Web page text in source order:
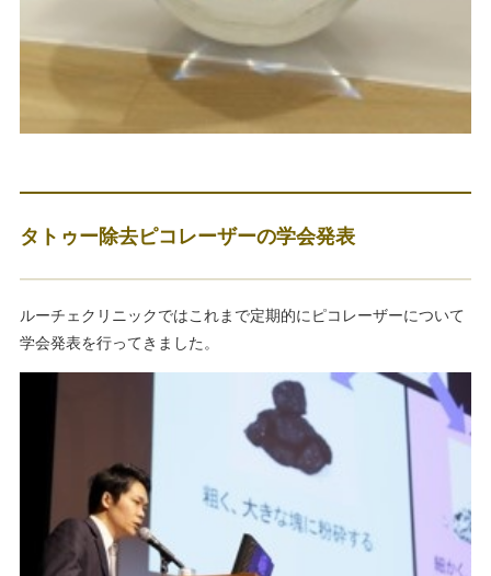
タトゥー除去ピコレーザーの学会発表
ルーチェクリニックではこれまで定期的にピコレーザーについて
学会発表を行ってきました。